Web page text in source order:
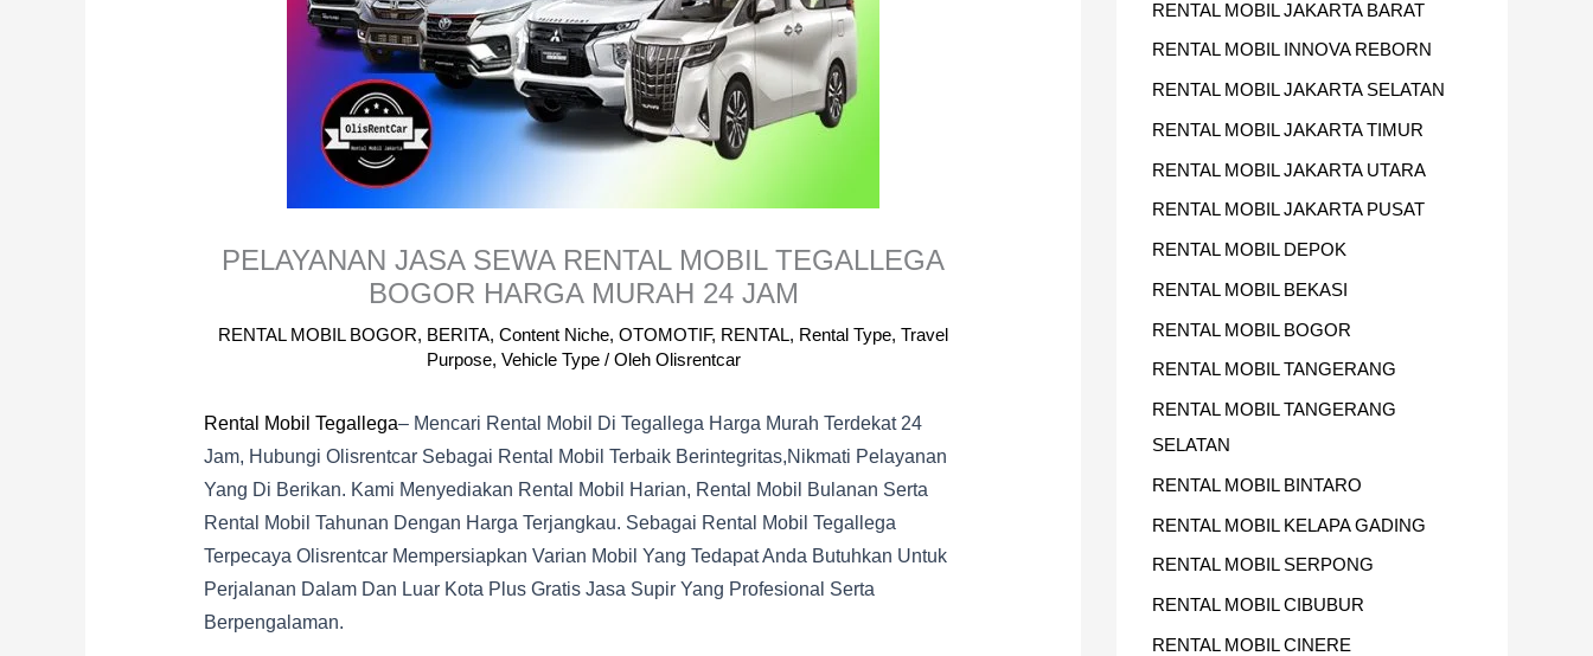
PELAYANAN JASA SEWA RENTAL MOBIL TEGALLEGA
BOGOR HARGA MURAH 24 JAM
RENTAL MOBIL BOGOR, BERITA, Content Niche, OTOMOTIF, RENTAL, Rental Type, Travel
Purpose, Vehicle Type/ Oleh Olisrentcar
Rental Mobil Tegallega– Mencari Rental Mobil Di Tegallega Harga Murah Terdekat 24
Jam, Hubungi Olisrentcar Sebagai Rental Mobil Terbaik Berintegritas,nikmati Pelayanan
Yang Di Berikan. Kami Menyediakan Rental Mobil Harian, Rental Mobil Bulanan Serta
Rental Mobil Tahunan Dengan Harga Terjangkau. Sebagai Rental Mobil Tegallega
Terpecaya Olisrentcar Mempersiapkan Varian Mobil Yang Tedapat Anda Butuhkan Untuk
Perjalanan Dalam Dan Luar Kota Plus Gratis Jasa Supir Yang Profesional Serta
Berpengalaman.
RENTAL MOBIL JAKARTA BARAT
RENTAL MOBIL INNOVA REBORN
RENTAL MOBIL JAKARTA SELATAN
RENTAL MOBIL JAKARTA TIMUR
RENTAL MOBIL JAKARTA UTARA
RENTAL MOBIL JAKARTA PUSAT
RENTAL MOBIL DEPOK
RENTAL MOBIL BEKASI
RENTAL MOBIL BOGOR
RENTAL MOBIL TANGERANG
RENTAL MOBIL TANGERANG
SELATAN
RENTAL MOBIL BINTARO
RENTAL MOBIL KELAPA GADING
RENTAL MOBIL SERPONG
RENTAL MOBIL CIBUBUR
RENTAL MOBIL CINERE